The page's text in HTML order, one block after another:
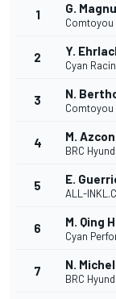
1 G.
Comtoyou
2 Y.
Cyan
3 N.
Comtoyou
4 M.
BRC
5 E.
ALL-
6 M. Qing
Cyan
7 N.
BRC